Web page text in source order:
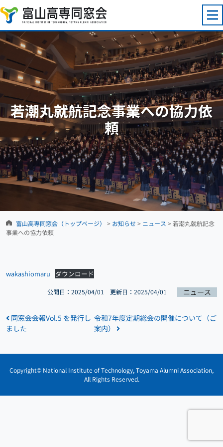
コンテンツへスキップ
若潮丸就航記念事業への協力依
頼
富山高専同窓会（トップページ） > お知らせ > ニュース >若潮丸就航記念
事業への協力依頼
wakashiomaru ダウンロード
ニュース
公開日：2025/04/01 更新日：2025/04/01
投稿ナビゲーション
同窓会会報Vol.5 を発行し
ました
令和7年度定期総会の開催について（ご
案内）
Copyright© National Institute of Technology, Toyama Alumni Association,
All Rights Reserved.